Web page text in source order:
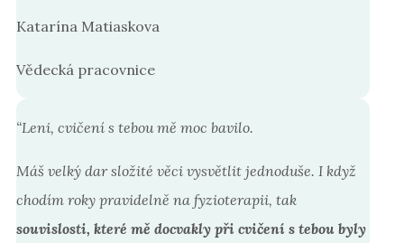
Katarína Matiaskova
Vědecká pracovnice
“Leni, cvičení s tebou mě moc bavilo.
Máš velký dar složité věci vysvětlit jednoduše. I když
chodím roky pravidelně na fyzioterapii, tak
souvislosti, které mě docvakly při cvičení s tebou byly